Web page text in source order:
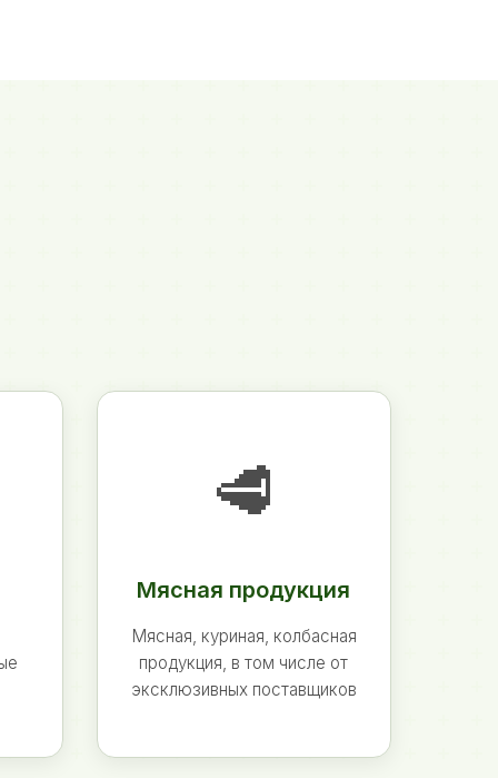
🥩
Мясная продукция
Мясная, куриная, колбасная
продукция, в том числе от
эксклюзивных поставщиков